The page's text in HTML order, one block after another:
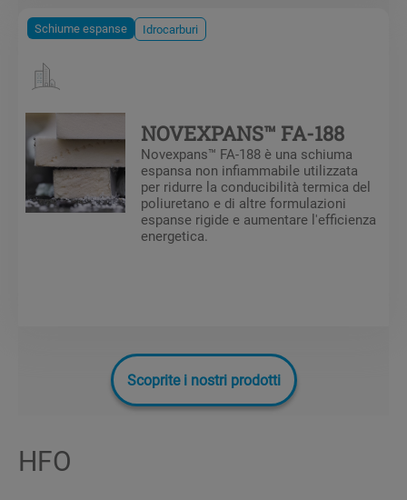
Schiume espanse Idrocarburi
NOVEXPANS™ FA-188
Novexpans™ FA-188 è una schiuma
espansa non infiammabile utilizzata
per ridurre la conducibilità termica del
poliuretano e di altre formulazioni
espanse rigide e aumentare l'efficienza
energetica.
Scoprite i nostri prodotti
HFO